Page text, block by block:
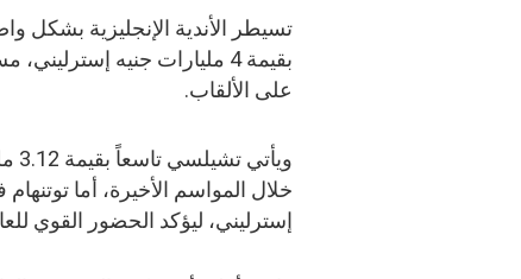
تسيطر الأندية الإنجليزية بشكل
بقيمة 4 مليارات جنيه
على الألقاب.
إسترليني، ليؤكد الحضور القوي